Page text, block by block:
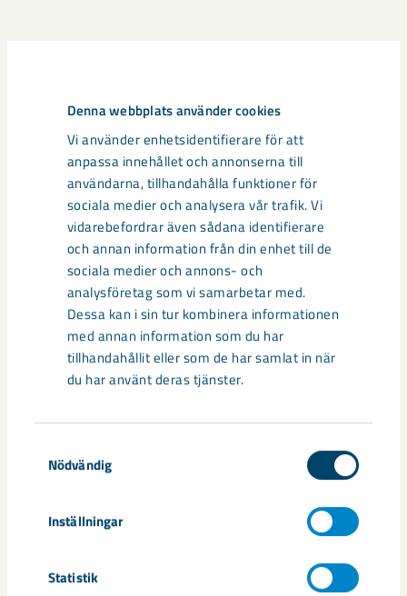
Denna webbplats använder cookies
Vi använder enhetsidentifierare för att
anpassa innehållet och annonserna till
användarna, tillhandahålla funktioner för
sociala medier och analysera vår trafik. Vi
vidarebefordrar även sådana identifierare
och annan information från din enhet till de
sociala medier och annons- och
analysföretag som vi samarbetar med.
Dessa kan i sin tur kombinera informationen
med annan information som du har
tillhandahållit eller som de har samlat in när
du har använt deras tjänster.
Nödvändig
Inställningar
Statistik
Relaterat innehåll
Så kan humanoida robotar öka
säkerheten i framtidens gruva
Utvecklingen av humanoida robotar, människoliknande
tekniken blir alltmer avancerad ...